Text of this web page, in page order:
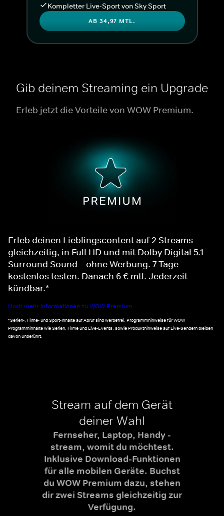
Kompletter Live-Sport von Sky Sport
AB 34,97 MTL.
Gib deinem Streaming ein Upgrade
Erleb jetzt die Vorteile von WOW Premium.
Erleb deinen Lieblingscontent auf 2 Streams
gleichzeitig, in Full HD und mit Dolby Digital 5.1
Surround Sound – ohne Werbung. 7 Tage
kostenlos testen. Danach 6 € mtl. Jederzeit
kündbar.*
Noch mehr Informationen zu WOW Premium
*Serien-, Filme- und Sport-Inhalte auf Abruf sind werbefrei. Programmhinweise für WOW
Programminhalte wie Serien, Filme und Live-Events, sowie Produkthinweise auf Live-Sendern bleiben
davon unberührt.
Stream auf dem Gerät
deiner Wahl
Fernseher, Laptop, Handy -
stream, womit du möchtest.
Inklusive Download-Funktionen
für alle mobilen Geräte. Buchst
du WOW Premium dazu, stehen
dir zwei Streams gleichzeitig zur
Verfügung.